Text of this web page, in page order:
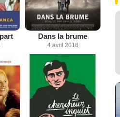
Dans la brume
4 avril 2018